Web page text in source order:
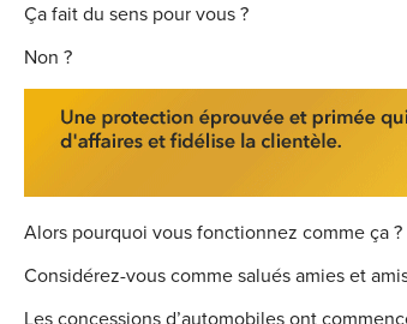
Ça fait du sens pour vous ?
Non ?
Alors pourquoi vous fonctionnez comme ça ?
Considérez-vous comme salués amies et
Les concessions d’automobiles ont